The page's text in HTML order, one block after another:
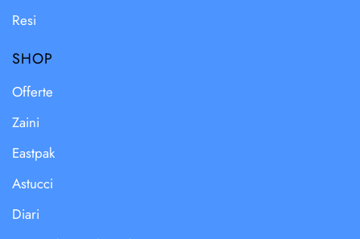
Resi
SHOP
Offerte
Zaini
Eastpak
Astucci
Diari